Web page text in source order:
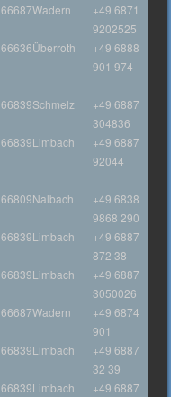
66687Wadern
+49 6871
9202525
66636Überroth
+49 6888
901 974
66839Schmelz
+49 6887
304836
66839Limbach
+49 6887
92044
66809Nalbach
+49 6838
9868 290
66839Limbach
+49 6887
872 38
66839Limbach
+49 6887
3050026
66687Wadern
+49 6874
901
66839Limbach
+49 6887
32 39
66839Limbach
+49 6887